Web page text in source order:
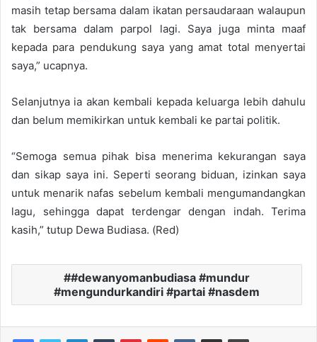
masih tetap bersama dalam ikatan persaudaraan walaupun
tak bersama dalam parpol lagi. Saya juga minta maaf
kepada para pendukung saya yang amat total menyertai
saya,” ucapnya.
Selanjutnya ia akan kembali kepada keluarga lebih dahulu
dan belum memikirkan untuk kembali ke partai politik.
“Semoga semua pihak bisa menerima kekurangan saya
dan sikap saya ini. Seperti seorang biduan, izinkan saya
untuk menarik nafas sebelum kembali mengumandangkan
lagu, sehingga dapat terdengar dengan indah. Terima
kasih,” tutup Dewa Budiasa. (Red)
#dewanyomanbudiasa #mundur
#mengundurkandiri #partai #nasdem